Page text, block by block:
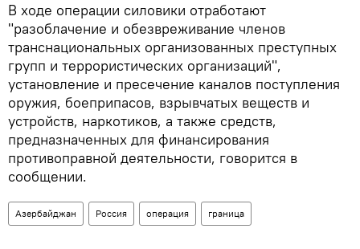
В ходе операции силовики отработают
"разоблачение и обезвреживание членов
транснациональных организованных преступных
групп и террористических организаций",
установление и пресечение каналов поступления
оружия, боеприпасов, взрывчатых веществ и
устройств, наркотиков, а также средств,
предназначенных для финансирования
противоправной деятельности, говорится в
сообщении.
Азербайджан Россия операция граница